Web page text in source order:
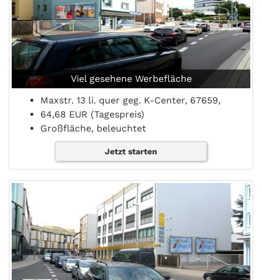
Viel gesehene Werbefläche
Maxstr. 13 li. quer geg. K-Center, 67659,
64,68 EUR (Tagespreis)
Großfläche, beleuchtet
Jetzt starten